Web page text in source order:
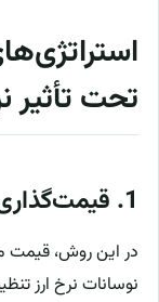
تحت تأثیر
1. قیمت‌گذاری تطبیقی (Adaptive Pricing)
در این روش، قیمت
نوسانات نرخ ارز